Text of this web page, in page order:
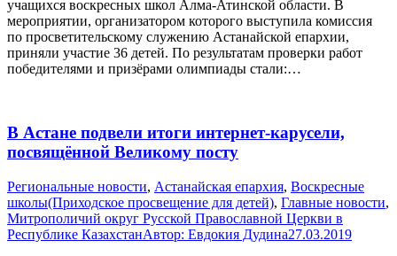
учащихся воскресных школ Алма-Атинской области. В
мероприятии, организатором которого выступила комиссия
по просветительскому служению Астанайской епархии,
приняли участие 36 детей. По результатам проверки работ
победителями и призёрами олимпиады стали:…
В Астане подвели итоги интернет-карусели,
посвящённой Великому посту
Pегиональные новости, Астанайская епархия, Воскресные
школы(Приходское просвещение для детей), Главные новости,
Митрополичий округ Русской Православной Церкви в
Республике КазахстанАвтор: Евдокия Дудина27.03.2019